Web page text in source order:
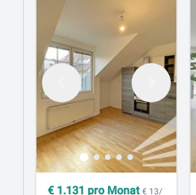
€ 1.131 pro Monat € 13/